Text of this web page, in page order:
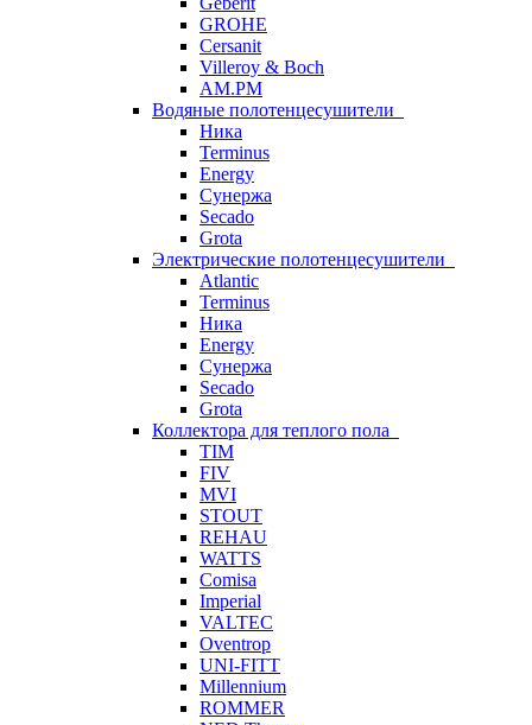
GROHE
Cersanit
Villeroy & Boch
AM.PM
Водяные полотенцесушители
Ника
Terminus
Energy
Сунержа
Secado
Grota
Электрические полотенцесушители
Atlantic
Terminus
Ника
Energy
Сунержа
Secado
Grota
Коллектора для теплого пола
TIM
FIV
MVI
STOUT
REHAU
WATTS
Comisa
Imperial
VALTEC
Oventrop
UNI-FITT
Millennium
ROMMER